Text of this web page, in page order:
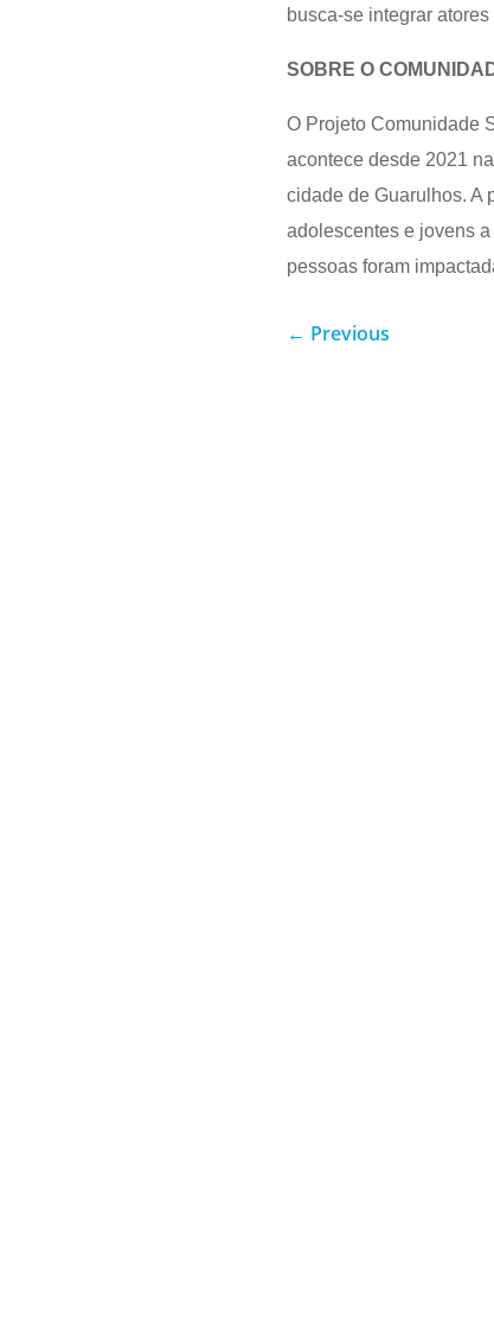
busca-se integrar
SOBRE O
O Projeto Comunidade
acontece desde 2021
cidade de Guarulhos. A
adolescentes e jovens
pessoas foram
← Previous